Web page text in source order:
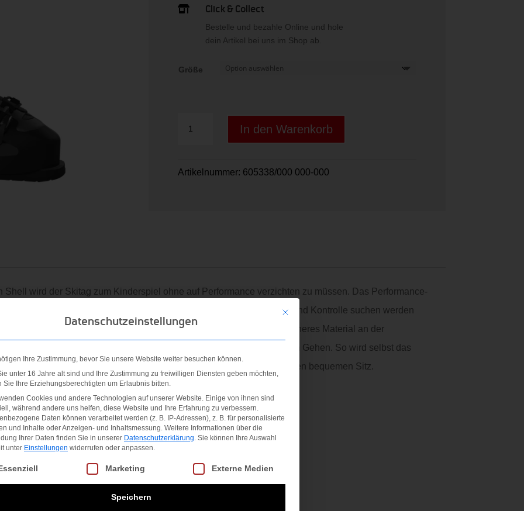
 Click & Collect
Bestelle und bezahle Online und hole
dein Artikel bei uns im Shop ab.
Größe
100
WHITE
In den Warenkorb
Artikelnummer: 605338/000 000-000
Shell wird der Skitag zum Kinderspiel ohne auf Performance verzichten zu müssen. Das Performance-
Features: EZ-Ski, EZ-On und EZ-Walk. Skifahrer die nach Balance und Kontrolle suchen werden
der richtigen Materialien an den kritischen Stellen profitieren. Weicheres Material an der
Der neu entwickelte EZ-Walk erhöht die Bewegungsfreiheit beim Gehen. So wird selbst das
Leisten und der Perfect Fit Liner, sorgen selbst bei breitem Fuß für einen bequemen Sitz.
Mit diesem Button wird der Dialog geschlossen. Seine Funktionalität ist
Datenschutzeinstellungen
Ihre Zustimmung, bevor Sie unsere Website weiter besuchen können.
unter 16 Jahre alt sind und Ihre Zustimmung zu freiwilligen Diensten geben möchten,
Sie Ihre Erziehungsberechtigten um Erlaubnis bitten.
Cookies und andere Technologien auf unserer Website. Einige von ihnen sind
während andere uns helfen, diese Website und Ihre Erfahrung zu verbessern.
Daten können verarbeitet werden (z. B. IP-Adressen), z. B. für personalisierte
und Inhalte oder Anzeigen- und Inhaltsmessung. Weitere Informationen über die
Ihrer Daten finden Sie in unserer Datenschutzerklärung Sie können Ihre Auswahl
unter Einstellungen widerrufen oder anpassen.
eine Liste der Service-Gruppen, für die eine Einwilligung erteilt werden kann. Die erste Service-Gruppe ist essenziell und kann nicht
Marketing Externe Medien
Speichern